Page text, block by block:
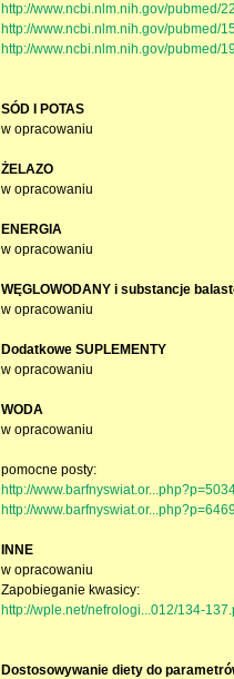
http://www.ncbi.nlm.nih.gov/pubmed/
http://www.ncbi.nlm.nih.gov/pubmed/
http://www.ncbi.nlm.nih.gov/pubmed/
SÓD I POTAS
w opracowaniu
ŻELAZO
w opracowaniu
ENERGIA
w opracowaniu
WĘGLOWODANY i substancje
w opracowaniu
Dodatkowe SUPLEMENTY
w opracowaniu
WODA
w opracowaniu
pomocne posty:
http://
http://
INNE
w opracowaniu
Zapobieganie kwasicy:
http://wple.net/nefrologi...012/134-
Dostosowywanie diety do